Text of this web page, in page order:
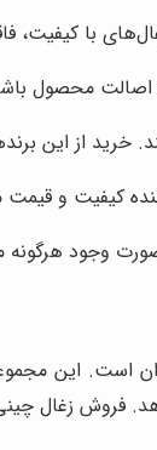
با کیفیت،
اصالت محصول
خرید از این
کیفیت و
صورت وجود
است. این
فروش